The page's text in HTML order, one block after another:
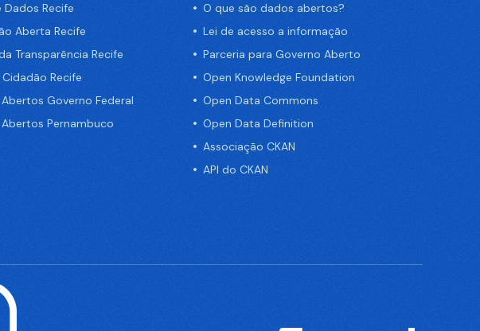
Dados Recife
Aberta Recife
Transparência Recife
Cidadão Recife
Governo Federal
Pernambuco
O que são dados abertos?
Lei de acesso a informação
Parceria para Governo Aberto
Open Knowledge Foundation
Open Data Commons
Open Data Definition
Associação CKAN
API do CKAN